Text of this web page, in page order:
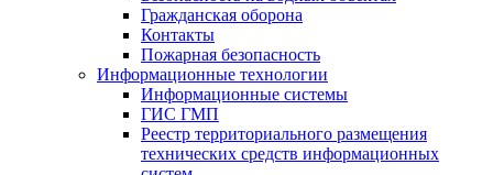
Гражданская оборона
Контакты
Пожарная безопасность
Информационные технологии
Информационные системы
ГИС ГМП
Реестр территориального размещения
технических средств информационных